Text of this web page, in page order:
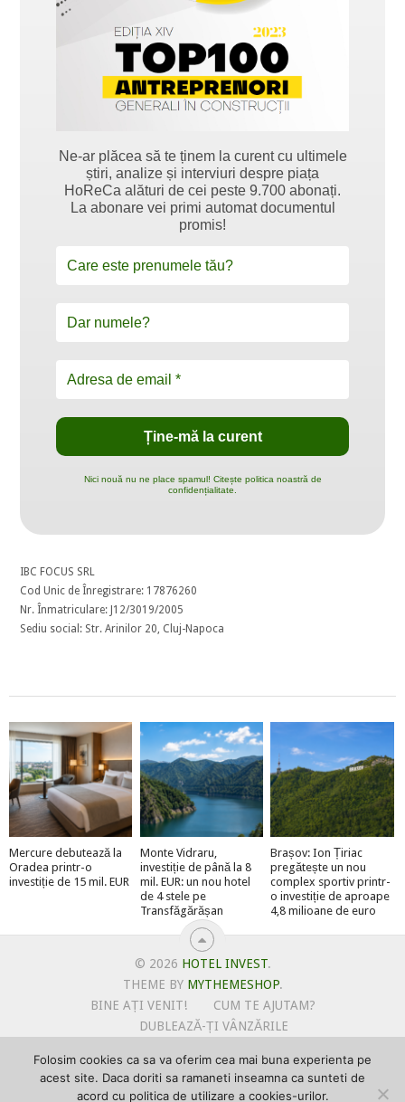
Ne-ar plăcea să te ținem la curent cu ultimele
știri, analize și interviuri despre piața
HoReCa alături de cei peste 9.700 abonați.
La abonare vei primi automat documentul
promis!
Nici nouă nu ne place spamul! Citește politica noastră de
confidențialitate.
IBC FOCUS SRL
Cod Unic de Înregistrare: 17876260
Nr. Înmatriculare: J12/3019/2005
Sediu social: Str. Arinilor 20, Cluj-Napoca
Mercure debutează la
Oradea printr-o
investiție de 15 mil. EUR
Monte Vidraru,
investiție de până la 8
mil. EUR: un nou hotel
de 4 stele pe
Transfăgărășan
Brașov: Ion Țiriac
pregătește un nou
complex sportiv printr-
o investiție de aproape
4,8 milioane de euro
© 2026 HOTEL INVEST.
THEME BY MYTHEMESHOP.
BINE AȚI VENIT!
CUM TE AJUTAM?
DUBLEAZĂ-ȚI VÂNZĂRILE
POLITICA DE UTILIZARE COOKIE-URI
PRIMEȘTI GRATUIT MEGA-CADOURI LA ABONARE
Folosim cookies ca sa va oferim cea mai buna experienta pe
acest site. Daca doriti sa ramaneti inseamna ca sunteti de
acord cu politica de utilizare a cookies-urilor.